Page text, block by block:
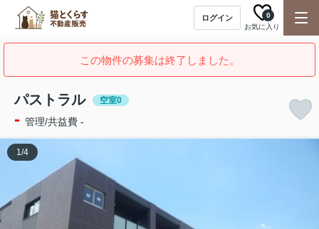
ログイン
お気に入り
0
この物件の募集は終了しました。
パストラル 空室0
- 管理/共益費 -
1/4